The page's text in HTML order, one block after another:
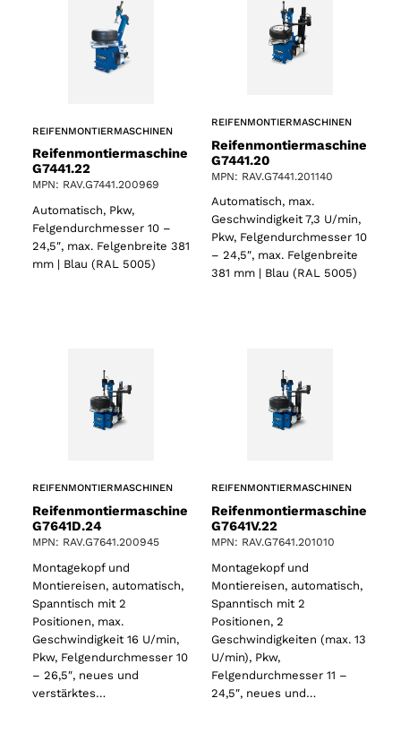
REIFENMONTIERMASCHINEN
Reifenmontiermaschine
G7441.22
MPN: RAV.G7441.200969
Automatisch, Pkw,
Felgendurchmesser 10 –
24,5″, max. Felgenbreite 381
mm | Blau (RAL 5005)
REIFENMONTIERMASCHINEN
Reifenmontiermaschine
G7441.20
MPN: RAV.G7441.201140
Automatisch, max.
Geschwindigkeit 7,3 U/min,
Pkw, Felgendurchmesser 10
– 24,5″, max. Felgenbreite
381 mm | Blau (RAL 5005)
REIFENMONTIERMASCHINEN
Reifenmontiermaschine
G7641D.24
MPN: RAV.G7641.200945
Montagekopf und
Montiereisen, automatisch,
Spanntisch mit 2
Positionen, max.
Geschwindigkeit 16 U/min,
Pkw, Felgendurchmesser 10
– 26,5″, neues und
verstärktes…
REIFENMONTIERMASCHINEN
Reifenmontiermaschine
G7641V.22
MPN: RAV.G7641.201010
Montagekopf und
Montiereisen, automatisch,
Spanntisch mit 2
Positionen, 2
Geschwindigkeiten (max. 13
U/min), Pkw,
Felgendurchmesser 11 –
24,5″, neues und…